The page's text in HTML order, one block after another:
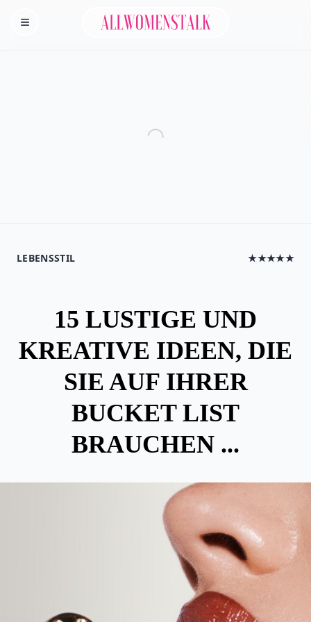
Homepage
Allwomenstalk
LEBENSSTIL ★★★★★
15 LUSTIGE UND
KREATIVE IDEEN, DIE
SIE AUF IHRER
BUCKET LIST
BRAUCHEN ...